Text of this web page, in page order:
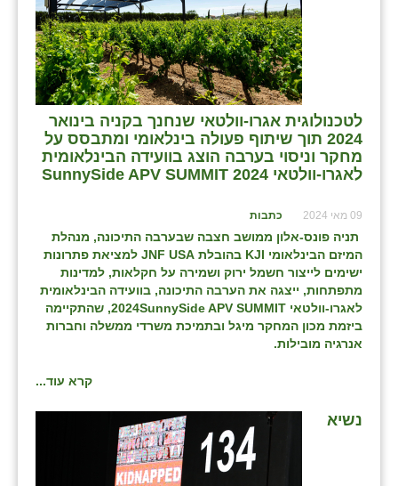
לטכנולוגית אגרו-וולטאי שנחנך בקניה בינואר
2024 תוך שיתוף פעולה בינלאומי ומתבסס על
מחקר וניסוי בערבה הוצג בוועידה הבינלאומית
לאגרו-וולטאי SunnySide APV SUMMIT 2024
09 מאי 2024 כתבות
תניה פונס-אלון ממושב חצבה שבערבה התיכונה, מנהלת
המיזם הבינלאומי KJI בהובלת JNF USA למציאת פתרונות
ישימים לייצור חשמל ירוק ושמירה על חקלאות, למדינות
מתפתחות, ייצגה את הערבה התיכונה, בוועידה הבינלאומית
לאגרו-וולטאי 2024 SunnySide APV SUMMIT
, שהתקיימה
ביזמת מכון המחקר מיגל ובתמיכת משרדי ממשלה וחברות
אנרגיה מובילות.
קרא עוד...
נשיא